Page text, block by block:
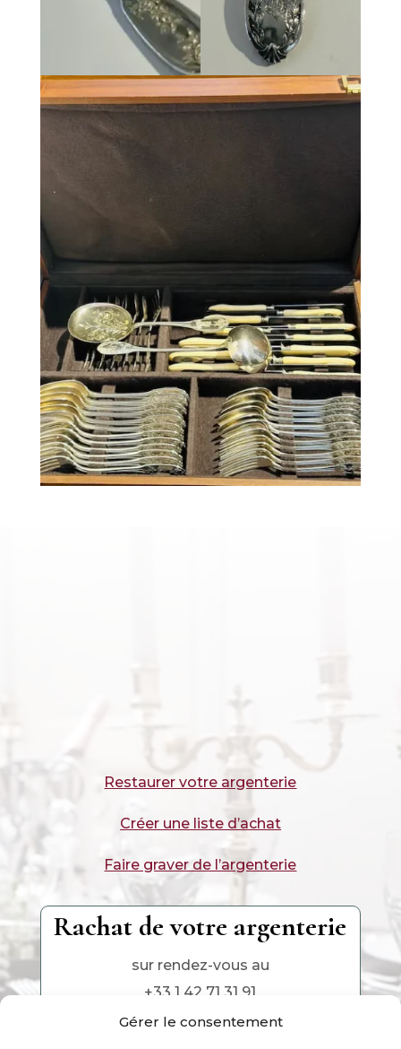
Gérer le consentement
Restaurer votre argenterie
Créer une liste d’achat
Faire graver de l’argenterie
Rachat de votre argenterie
sur rendez-vous au
+33 1 42 71 31 91